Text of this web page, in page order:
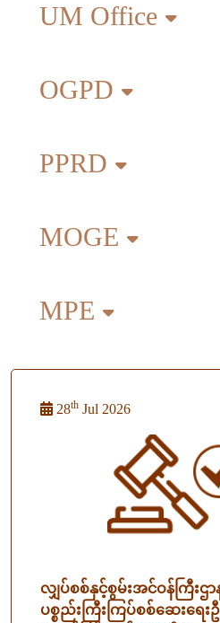
UM Office
OGPD
PPRD
MOGE
MPE
28th Jul 2026
လျှပ်စစ်နှင့်စွမ်းအင်ဝန်ကြီးဌ
ပစ္စည်းကြီးကြပ်စစ်ဆေးရေးဦ